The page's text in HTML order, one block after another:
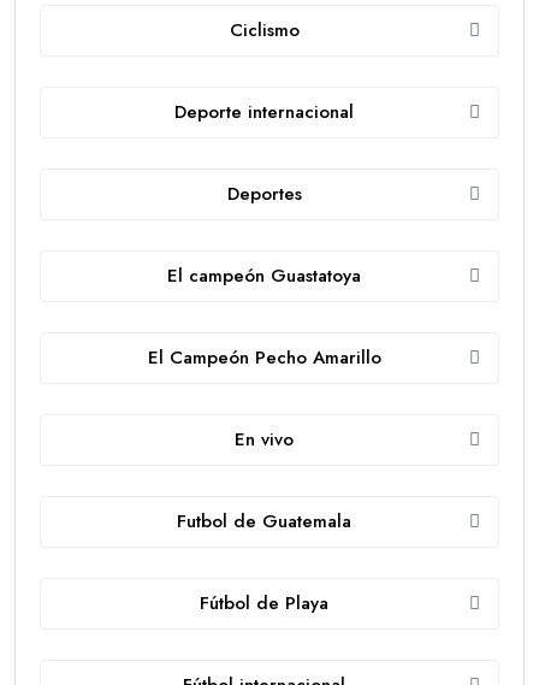
Ciclismo
Deporte internacional
Deportes
El campeón Guastatoya
El Campeón Pecho Amarillo
En vivo
Futbol de Guatemala
Fútbol de Playa